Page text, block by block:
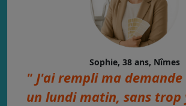
Sophie, 38 ans, Nîmes
" J'ai rempli ma demande
un lundi matin, sans trop